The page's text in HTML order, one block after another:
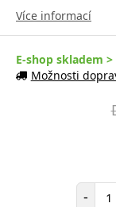
Více informací
E-shop skladem >
Možnosti
-